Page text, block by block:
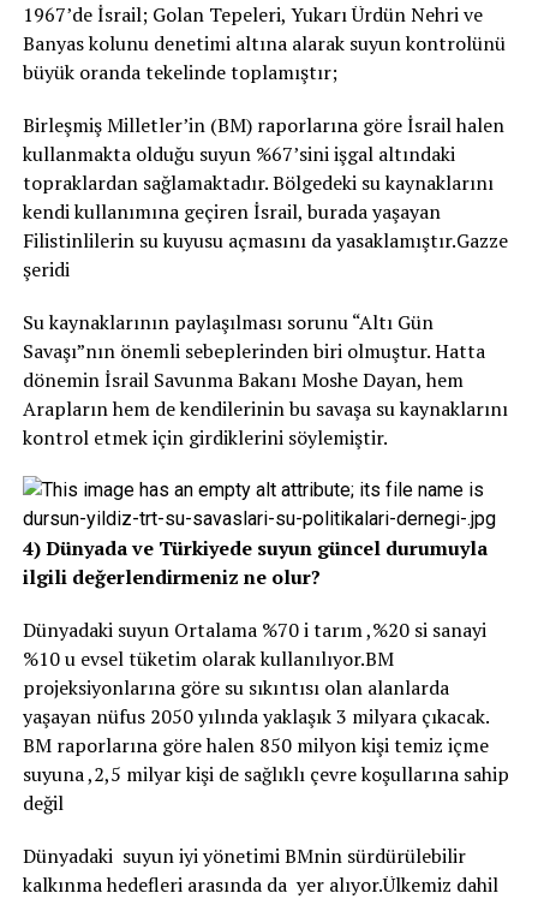
1967’de İsrail; Golan Tepeleri, Yukarı Ürdün Nehri ve
Banyas kolunu denetimi altına alarak suyun kontrolünü
büyük oranda tekelinde toplamıştır;
Birleşmiş Milletler’in (BM) raporlarına göre İsrail halen
kullanmakta olduğu suyun %67’sini işgal altındaki
topraklardan sağlamaktadır. Bölgedeki su kaynaklarını
kendi kullanımına geçiren İsrail, burada yaşayan
Filistinlilerin su kuyusu açmasını da yasaklamıştır.Gazze
şeridi
Su kaynaklarının paylaşılması sorunu “Altı Gün
Savaşı”nın önemli sebeplerinden biri olmuştur. Hatta
dönemin İsrail Savunma Bakanı Moshe Dayan, hem
Arapların hem de kendilerinin bu savaşa su kaynaklarını
kontrol etmek için girdiklerini söylemiştir.
4) Dünyada ve Türkiyede suyun güncel durumuyla
ilgili değerlendirmeniz ne olur?
Dünyadaki suyun Ortalama %70 i tarım ,%20 si sanayi
%10 u evsel tüketim olarak kullanılıyor.BM
projeksiyonlarına göre su sıkıntısı olan alanlarda
yaşayan nüfus 2050 yılında yaklaşık 3 milyara çıkacak.
BM raporlarına göre halen 850 milyon kişi temiz içme
suyuna ,2,5 milyar kişi de sağlıklı çevre koşullarına sahip
değil
Dünyadaki suyun iyi yönetimi BMnin sürdürülebilir
kalkınma hedefleri arasında da yer alıyor.Ülkemiz dahil